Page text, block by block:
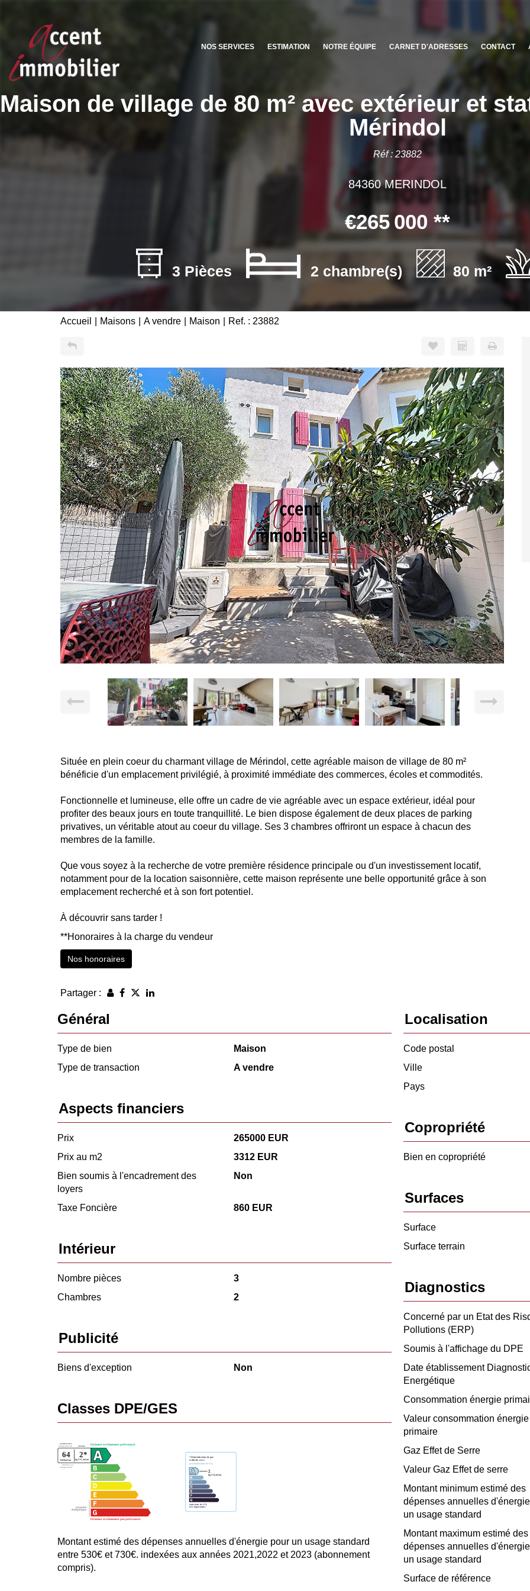
NOS SERVICES ESTIMATION NOTRE ÉQUIPE CARNET D'ADRESSES CONTACT
Maison de village de 80 m² avec extérieur et
Mérindol
Réf : 23882
84360 MERINDOL
€265 000 **
3 Pièces 2 chambre(s) 80 m²
Accueil Maisons A vendre Maison Ref. : 23882
Située en plein coeur du charmant village de Mérindol, cette agréable maison de village de 80 m²
bénéficie d'un emplacement privilégié, à proximité immédiate des commerces, écoles et commodités.
Fonctionnelle et lumineuse, elle offre un cadre de vie agréable avec un espace extérieur, idéal pour
profiter des beaux jours en toute tranquillité. Le bien dispose également de deux places de parking
privatives, un véritable atout au coeur du village. Ses 3 chambres offriront un espace à chacun des
membres de la famille.
Que vous soyez à la recherche de votre première résidence principale ou d'un investissement locatif,
notamment pour de la location saisonnière, cette maison représente une belle opportunité grâce à son
emplacement recherché et à son fort potentiel.
À découvrir sans tarder !
**Honoraires à la charge du vendeur
Nos honoraires
Partager :
Général
Type de bien
Maison
Type de transaction
A vendre
Localisation
Code postal
Ville
Pays
Aspects financiers
Prix
265000 EUR
Prix au m2
3312 EUR
Bien soumis à l'encadrement des
loyers
Non
Taxe Foncière 860 EUR
Copropriété
Bien en copropriété
Surfaces
Surface
Surface terrain
Intérieur
Nombre pièces
3
Chambres
2
Diagnostics
Concerné par un Etat des
Pollutions (ERP)
Soumis à l'affichage du DPE
Date établissement
Energétique
Consommation énergie
Valeur consommation énergie
primaire
Gaz Effet de Serre
Valeur Gaz Effet de serre
Montant minimum estimé des
dépenses annuelles
un usage standard
Montant maximum estimé des
dépenses annuelles
un usage standard
Surface de référence
Publicité
Biens d'exception Non
Classes DPE/GES
Montant estimé des dépenses annuelles d'énergie pour un usage standard
entre 530€ et 730€. indexées aux années 2021,2022 et 2023 (abonnement
compris).